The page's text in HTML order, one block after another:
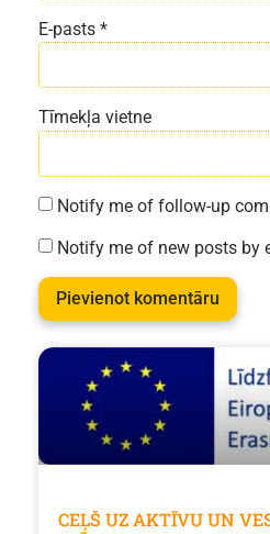
E-pasts *
Tīmekļa vietne
Notify me of follow-up
Notify me of new posts by
CEĻŠ UZ AKTĪVU UN